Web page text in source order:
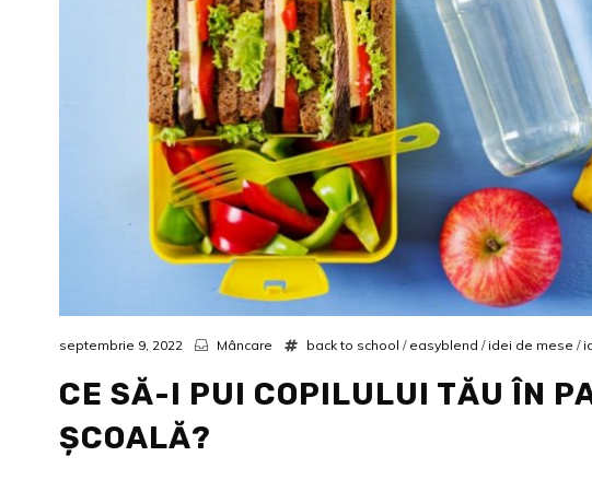
septembrie 9, 2022 Mâncare back to school / easyblend / idei de mese /
CE SĂ-I PUI COPILULUI TĂU ÎN
ȘCOALĂ?